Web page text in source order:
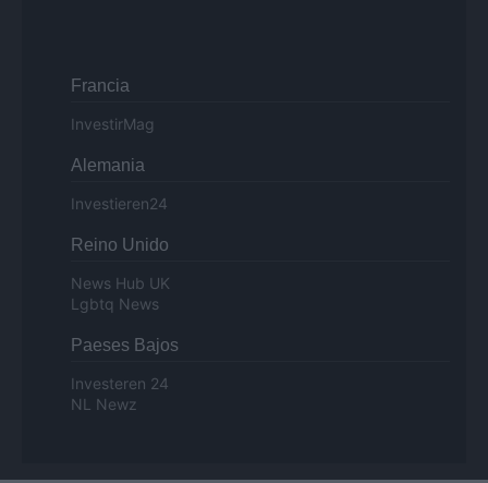
Francia
InvestirMag
Alemania
Investieren24
Reino Unido
News Hub UK
Lgbtq News
Paeses Bajos
Investeren 24
NL Newz